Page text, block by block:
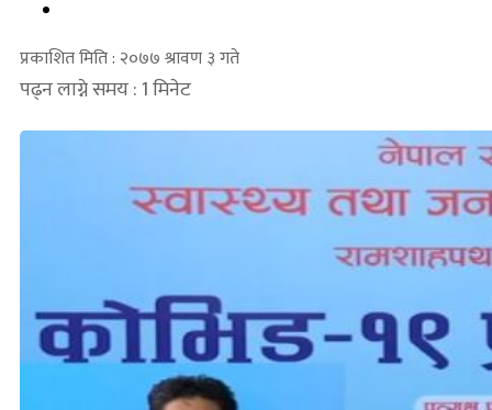
प्रकाशित मिति : २०७७ श्रावण ३ गते
पढ्न लाग्ने समय : 1 मिनेट